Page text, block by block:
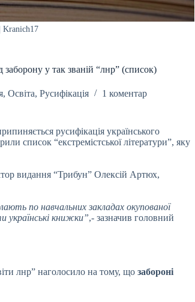
Kranich17
у так званій “лнр” (список)
, Освіта, Русифікація 1 коментар
русифікація українського
список “екстремістської літератури”, яку
видання “Трибун” Олексій Артюх,
по навчальних закладах окупованої
українські книжки”,- зазначив головний
лнр” наголосило на тому, що забороні